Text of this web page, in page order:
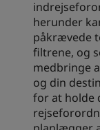
herunder
påkrævede
filtrene, og
medbringe
og din
for at holde